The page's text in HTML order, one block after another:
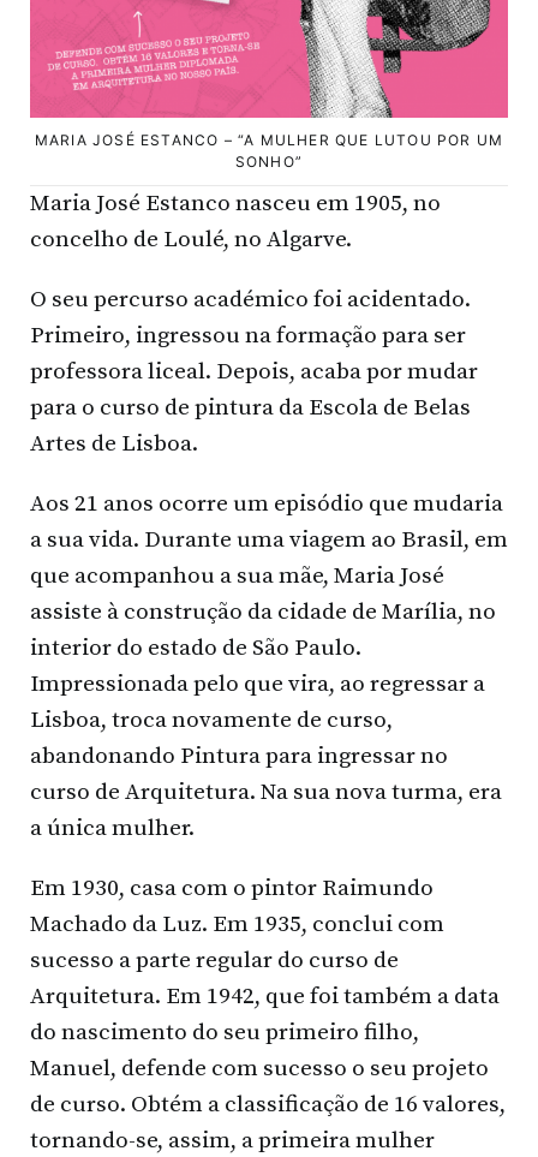
MARIA JOSÉ ESTANCO – “A MULHER QUE LUTOU POR UM
SONHO”
Maria José Estanco nasceu em 1905, no
concelho de Loulé, no Algarve.
O seu percurso académico foi acidentado.
Primeiro, ingressou na formação para ser
professora liceal. Depois, acaba por mudar
para o curso de pintura da Escola de Belas
Artes de Lisboa.
Aos 21 anos ocorre um episódio que mudaria
a sua vida. Durante uma viagem ao Brasil, em
que acompanhou a sua mãe, Maria José
assiste à construção da cidade de Marília, no
interior do estado de São Paulo.
Impressionada pelo que vira, ao regressar a
Lisboa, troca novamente de curso,
abandonando Pintura para ingressar no
curso de Arquitetura. Na sua nova turma, era
a única mulher.
Em 1930, casa com o pintor Raimundo
Machado da Luz. Em 1935, conclui com
sucesso a parte regular do curso de
Arquitetura. Em 1942, que foi também a data
do nascimento do seu primeiro filho,
Manuel, defende com sucesso o seu projeto
de curso. Obtém a classificação de 16 valores,
tornando-se, assim, a primeira mulher